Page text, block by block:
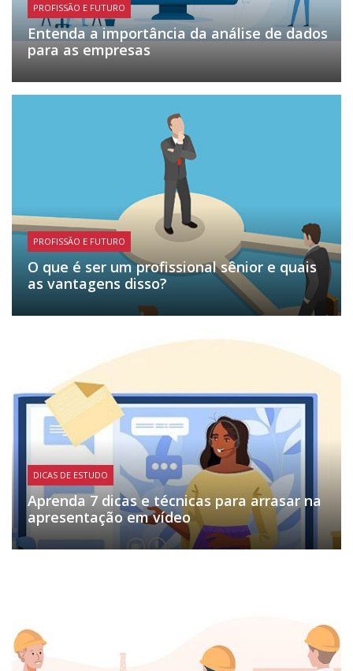
PROFISSÃO E FUTURO
Entenda a importância da análise de dados
para as empresas
PROFISSÃO E FUTURO
O que é ser um profissional sênior e quais
as vantagens disso?
DICAS DE ESTUDO
Aprenda 7 dicas e técnicas para arrasar na
apresentação em vídeo